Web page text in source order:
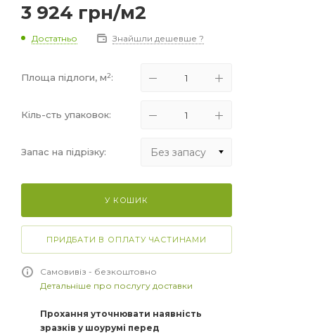
3 924 грн/м2
Достатньо Знайшли дешевше ?
Площа підлоги, м2:
Кіль-сть упаковок:
Запас на підрізку: Без запасу
+10%
+15%
У КОШИК
ПРИДБАТИ В ОПЛАТУ ЧАСТИНАМИ
Самовивіз - безкоштовно
Детальніше про послугу доставки
Прохання уточнювати наявність
зразків у шоурумі перед